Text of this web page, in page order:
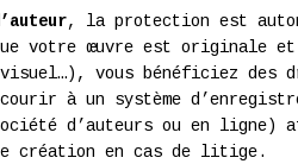
, la protection est
votre œuvre est originale
vous bénéficiez
à un système
d’auteurs ou en
création en cas de litige.